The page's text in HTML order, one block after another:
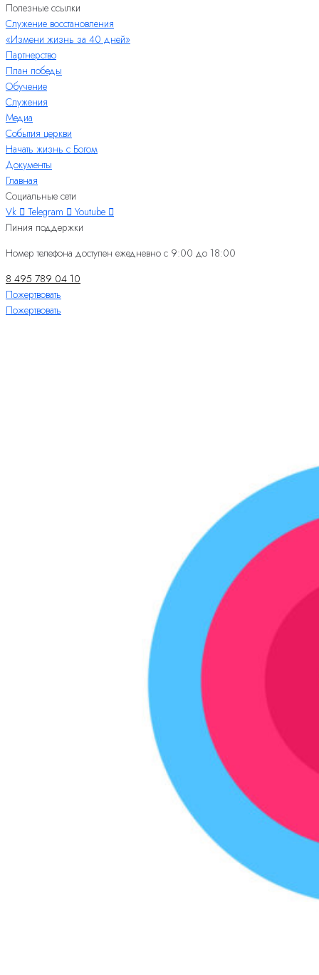
Полезные ссылки
Служение восстановления
«Измени жизнь за 40 дней»
Партнерство
План победы
Обучение
Служения
Медиа
События церкви
Начать жизнь с Богом
Документы
Главная
Социальные сети
Vk
Telegram
Youtube
Линия поддержки
Номер телефона доступен ежедневно с 9:00 до 18:00
8 495 789 04 10
Пожертвовать
Пожертвовать